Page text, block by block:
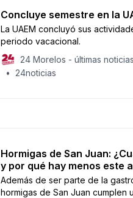
Concluye semestre en la
La UAEM concluyó sus
periodo vacacional.
24 Morelos - últimas
24noticias
Hormigas de San Juan:
y por qué hay menos este
Además de ser parte de la
hormigas de San Juan cumplen